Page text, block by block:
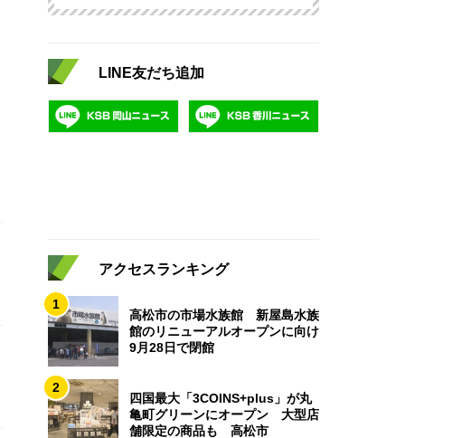
LINE友だち追加
アクセスランキング
1
高松市の市場水族館 新屋島水族
館のリニューアルオープンに向け
9月28日で閉館
2
四国最大「3COINS+plus」が丸
亀町グリーンにオープン 大型店
舗限定の商品も 高松市